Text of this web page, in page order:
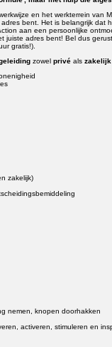
en het werkterrein van
bent. Het is belangrijk dat
aan een persoonlijke
juiste adres bent! Bel dus
gratis!).
zowel privé als zakelijk
zakelijk)
nemen, knopen doorhakken
activeren, stimuleren en